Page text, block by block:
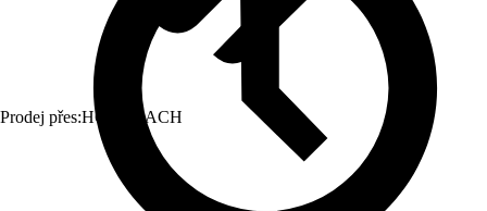
Prodej přes:HORNBACH